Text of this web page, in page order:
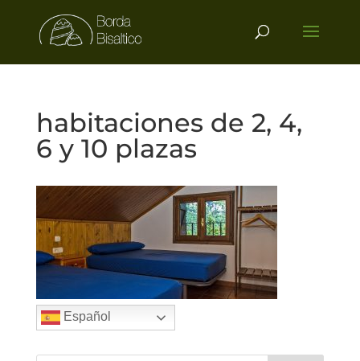
habitaciones de 2, 4,
6 y 10 plazas
Español